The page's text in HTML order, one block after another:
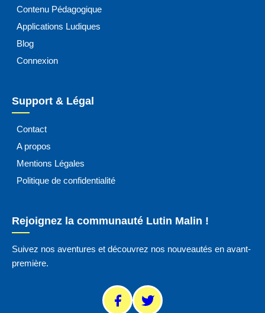
Contenu Pédagogique
Applications Ludiques
Blog
Connexion
Support & Légal
Contact
A propos
Mentions Légales
Politique de confidentialité
Rejoignez la communauté Lutin Malin !
Suivez nos aventures et découvrez nos nouveautés en avant-
première.